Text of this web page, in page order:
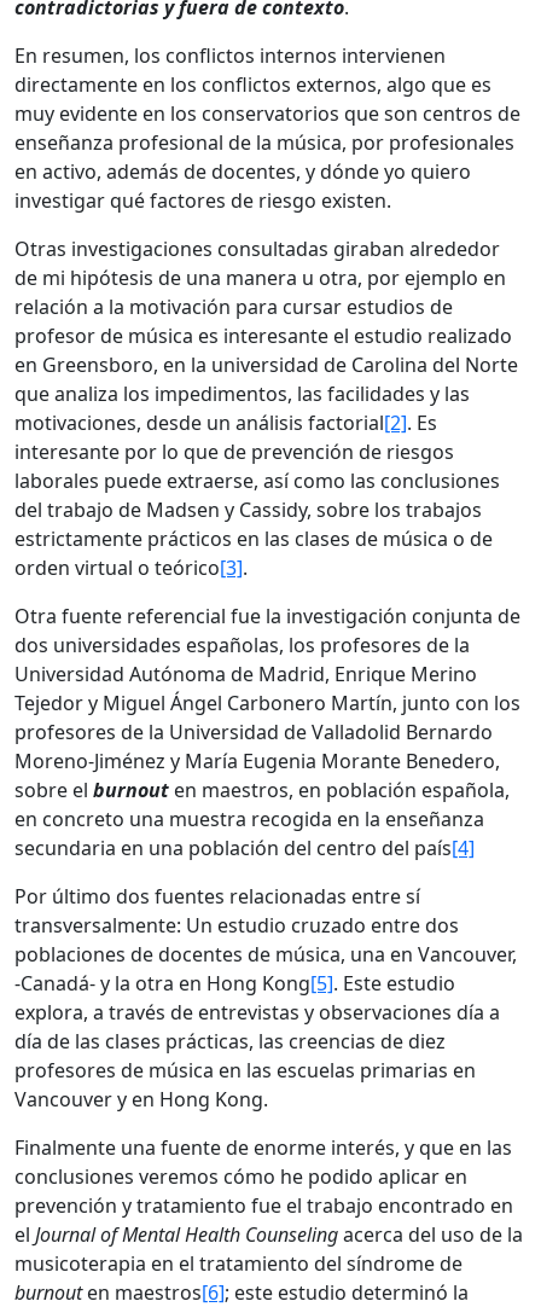
contradictorias y fuera de contexto.
En resumen, los conflictos internos intervienen
directamente en los conflictos externos, algo que es
muy evidente en los conservatorios que son centros de
enseñanza profesional de la música, por profesionales
en activo, además de docentes, y dónde yo quiero
investigar qué factores de riesgo existen.
Otras investigaciones consultadas giraban alrededor
de mi hipótesis de una manera u otra, por ejemplo en
relación a la motivación para cursar estudios de
profesor de música es interesante el estudio realizado
en Greensboro, en la universidad de Carolina del Norte
que analiza los impedimentos, las facilidades y las
motivaciones, desde un análisis factorial[2]. Es
interesante por lo que de prevención de riesgos
laborales puede extraerse, así como las conclusiones
del trabajo de Madsen y Cassidy, sobre los trabajos
estrictamente prácticos en las clases de música o de
orden virtual o teórico[3].
Otra fuente referencial fue la investigación conjunta de
dos universidades españolas, los profesores de la
Universidad Autónoma de Madrid, Enrique Merino
Tejedor y Miguel Ángel Carbonero Martín, junto con los
profesores de la Universidad de Valladolid Bernardo
Moreno-Jiménez y María Eugenia Morante Benedero,
sobre el burnout en maestros, en población española,
en concreto una muestra recogida en la enseñanza
secundaria en una población del centro del país[4]
Por último dos fuentes relacionadas entre sí
transversalmente: Un estudio cruzado entre dos
poblaciones de docentes de música, una en Vancouver,
-Canadá- y la otra en Hong Kong[5]. Este estudio
explora, a través de entrevistas y observaciones día a
día de las clases prácticas, las creencias de diez
profesores de música en las escuelas primarias en
Vancouver y en Hong Kong.
Finalmente una fuente de enorme interés, y que en las
conclusiones veremos cómo he podido aplicar en
prevención y tratamiento fue el trabajo encontrado en
el Journal of Mental Health Counselingacerca del uso de la
musicoterapia en el tratamiento del síndrome de
burnouten maestros[6]; este estudio determinó la